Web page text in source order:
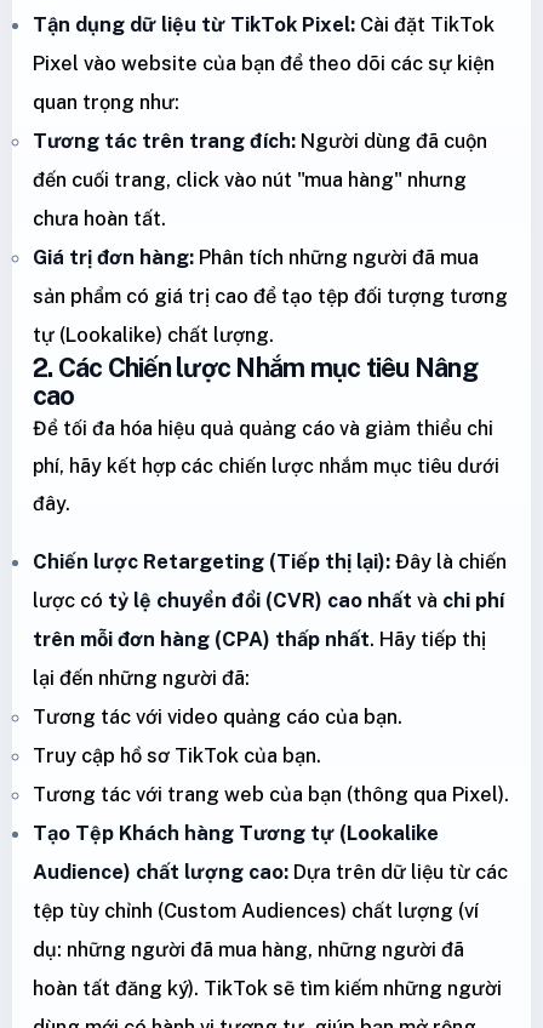
Tận dụng dữ liệu từ TikTok Pixel: Cài đặt TikTok
Pixel vào website của bạn để theo dõi các sự kiện
quan trọng như:
Tương tác trên trang đích: Người dùng đã cuộn
đến cuối trang, click vào nút "mua hàng" nhưng
chưa hoàn tất.
Giá trị đơn hàng: Phân tích những người đã mua
sản phẩm có giá trị cao để tạo tệp đối tượng tương
tự (Lookalike) chất lượng.
2. Các Chiến lược Nhắm mục tiêu Nâng
cao
Để tối đa hóa hiệu quả quảng cáo và giảm thiểu chi
phí, hãy kết hợp các chiến lược nhắm mục tiêu dưới
đây.
Chiến lược Retargeting (Tiếp thị lại): Đây là chiến
lược có tỷ lệ chuyển đổi (CVR) cao nhất và chi phí
trên mỗi đơn hàng (CPA) thấp nhất. Hãy tiếp thị
lại đến những người đã:
Tương tác với video quảng cáo của bạn.
Truy cập hồ sơ TikTok của bạn.
Tương tác với trang web của bạn (thông qua Pixel).
Tạo Tệp Khách hàng Tương tự (Lookalike
Audience) chất lượng cao: Dựa trên dữ liệu từ các
tệp tùy chỉnh (Custom Audiences) chất lượng (ví
dụ: những người đã mua hàng, những người đã
hoàn tất đăng ký). TikTok sẽ tìm kiếm những người